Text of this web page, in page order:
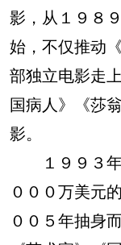
影，从１９８
始，不仅推动
部独立电影走
国病人》《莎
影。
１９９３年
０００万美元
００５年抽身